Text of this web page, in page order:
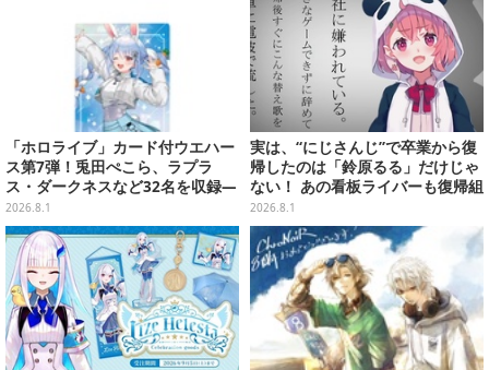
「ホロライブ」カード付ウエハー
ス第7弾！兎田ぺこら、ラプラ
ス・ダークネスなど32名を収録―
裏面には手書きメッセージも
2026.8.1
実は、“にじさんじ”で卒業から復
帰したのは「鈴原るる」だけじゃ
ない！ あの看板ライバーも復帰組
って知ってた？【特集】
2026.8.1